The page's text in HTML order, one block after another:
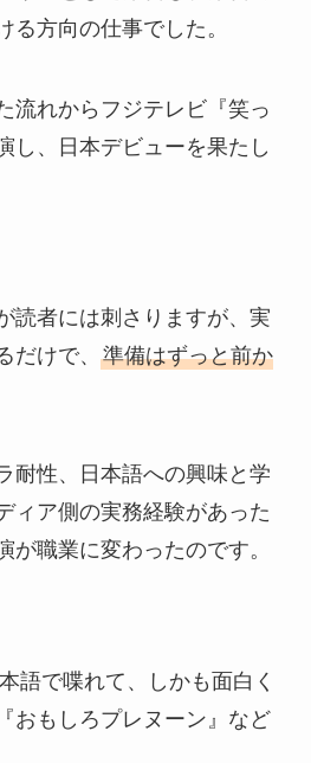
る方向の仕事でした。
流れからフジテレビ『笑っ
し、日本デビューを果たし
読者には刺さりますが、実
だけで、 準備はずっと前か
耐性、日本語への興味と学
ィア側の実務経験があった
が職業に変わったのです。
語で喋れて、しかも面白く
おもしろプレヌーン』など